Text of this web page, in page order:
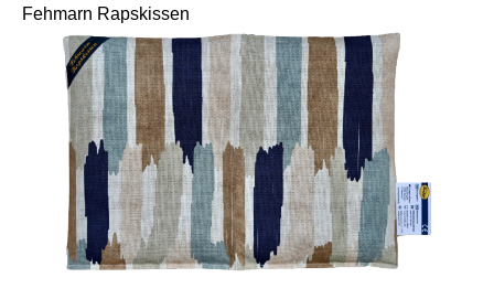
Fehmarn Rapskissen
Bildergalerie überspringen